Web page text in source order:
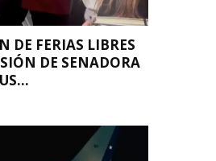
DE FERIAS LIBRES
DE SENADORA